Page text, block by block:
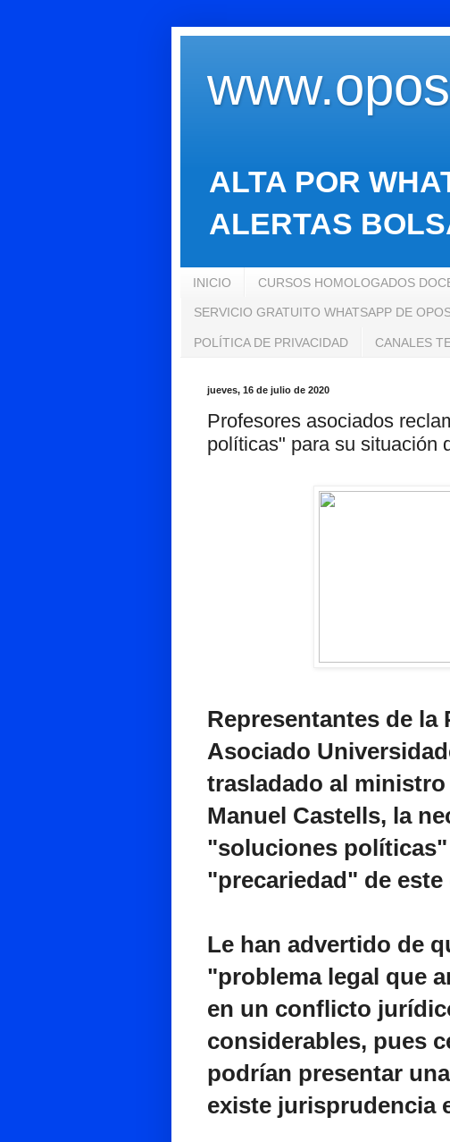
ALTA POR
ALERTAS
INICIO CURSOS HOMOLOGADOS
SERVICIO GRATUITO WHATSAPP DE
POLÍTICA DE PRIVACIDAD CANALES
jueves, 16 de julio de 2020
Profesores asociados
políticas" para su situación
Representantes de la
Asociado
trasladado al
Manuel Castells, la
"soluciones
"precariedad" de
Le han advertido de
"problema legal que
en un conflicto
considerables, pues
podrían presentar
existe jurisprudencia